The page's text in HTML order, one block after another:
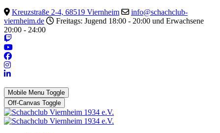
Kreuzstraße 2-4, 68519 Viernheim
info@schachclub-
viernheim.de
Freitags: Jugend 18:00 - 20:00 und Erwachsene
20:00 - 24:00
Mobile Menu Toggle
Off-Canvas Toggle